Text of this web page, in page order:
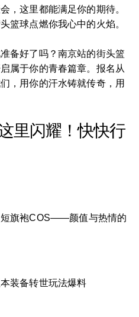
，这里都能满足你的期待。
篮球点燃你我心中的火焰。
备好了吗？南京站的街头篮
属于你的青春篇章。报名从
，用你的汗水铸就传奇，用
里闪耀！快快行
短旗袍COS——颜值与热情的
装备转世玩法爆料